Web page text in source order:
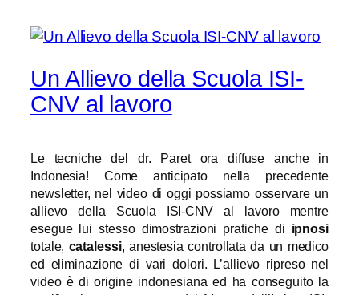
Un Allievo della Scuola ISI-
CNV al lavoro
Le tecniche del dr. Paret ora diffuse anche in
Indonesia! Come anticipato nella precedente
newsletter, nel video di oggi possiamo osservare un
allievo della Scuola ISI-CNV al lavoro mentre
esegue lui stesso dimostrazioni pratiche di ipnosi
totale, catalessi, anestesia controllata da un medico
ed eliminazione di vari dolori. L’allievo ripreso nel
video è di origine indonesiana ed ha conseguito la